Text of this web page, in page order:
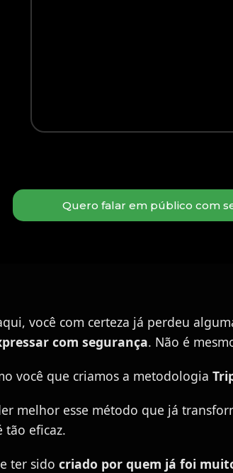
Quero falar em público com
você com certeza já perdeu
com segurança. Não é
você que criamos a metodologia
melhor esse método que já
tão eficaz.
ter sido criado por quem já foi